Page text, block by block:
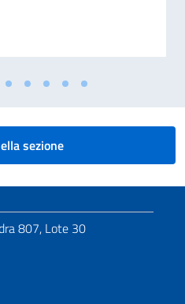
contributi a soggetti privati per
sezione
807, Lote 30